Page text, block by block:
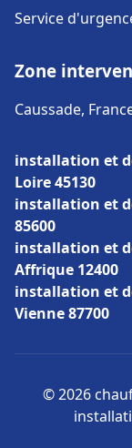
Service
Zone
Caussade,
installation et
Loire 45130
installation et
85600
installation et
Affrique 12400
installation et
Vienne 87700
© 2026